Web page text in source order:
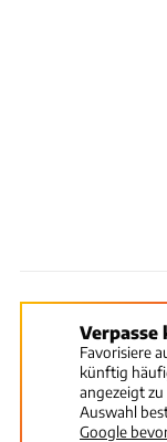
Verpasse
Favorisiere
künftig
angezeigt
Auswahl
Google